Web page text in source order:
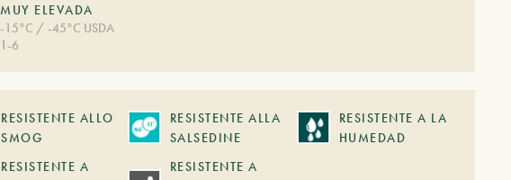
MUY ELEVADA
-15°C / -45°C USDA
1-6
RESISTENTE ALLO
SMOG
RESISTENTE ALLA
SALSEDINE
RESISTENTE A LA
HUMEDAD
RESISTENTE A
RESISTENTE A